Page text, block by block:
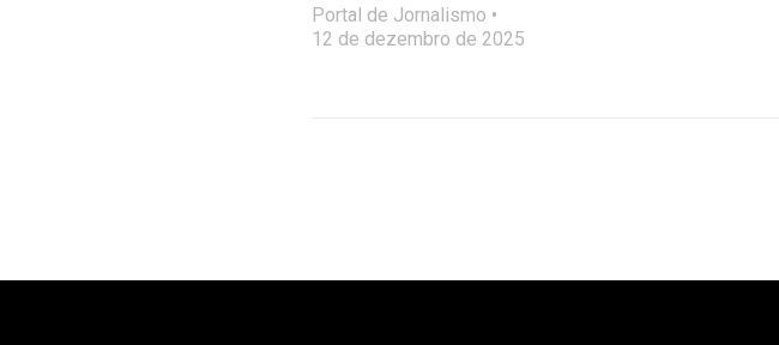
Portal de Jornalismo
12 de dezembro de 2025